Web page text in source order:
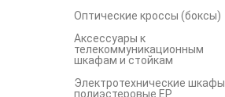
Оптические кроссы (боксы)
Аксессуары к
телекоммуникационным
шкафам и стойкам
Электротехнические шкафы
полиэстеровые EP